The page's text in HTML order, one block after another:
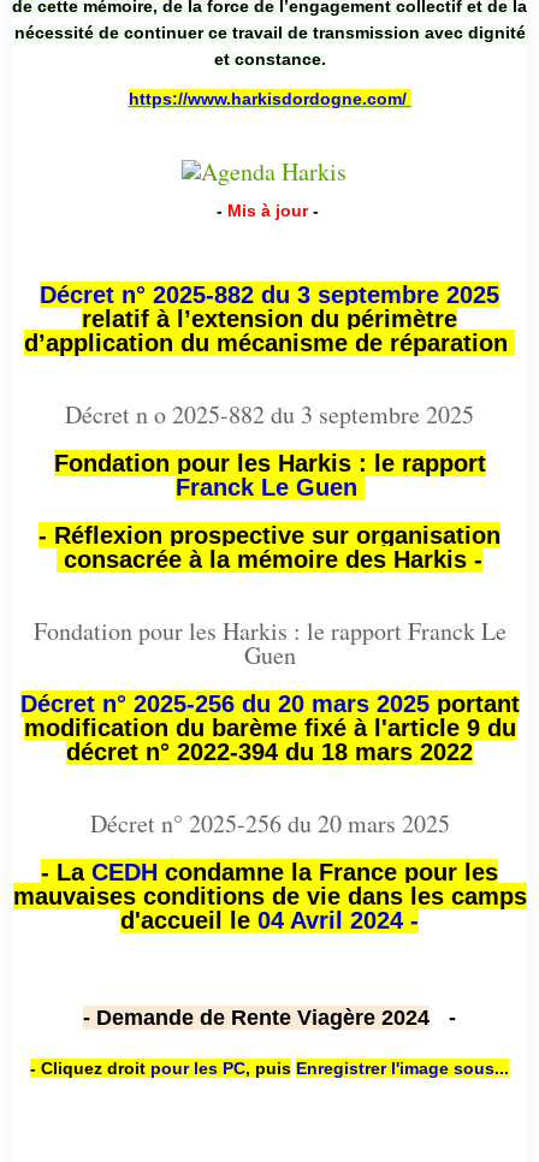
de cette mémoire, de la force de l’engagement collectif et de la
nécessité de continuer ce travail de transmission avec dignité
et constance.
https://www.harkisdordogne.com/
- Mis à jour -
Décret n° 2025-882 du 3 septembre 2025
relatif à l’extension du périmètre
d’application du mécanisme de réparation
Décret n o 2025-882 du 3 septembre 2025
Fondation pour les Harkis : le rapport
Franck Le Guen
- Réflexion prospective sur organisation
consacrée à la mémoire des Harkis -
Fondation pour les Harkis : le rapport Franck Le
Guen
Décret n° 2025-256 du 20 mars 2025portant
modification du barème fixé à l'article 9 du
décret n° 2022-394 du 18 mars 2022
Décret n° 2025-256 du 20 mars 2025
- La CEDH condamne la France pour les
mauvaises conditions de vie dans les camps
d'accueil le 04 Avril 2024 -
- Demande de Rente Viagère 2024 -
- Cliquez droit pour les PC, puis Enregistrer l'image sous...